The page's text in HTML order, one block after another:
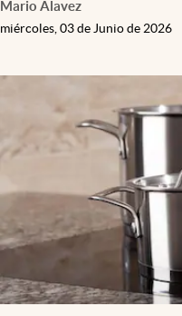
Mario Alavez
miércoles, 03 de Junio de 2026